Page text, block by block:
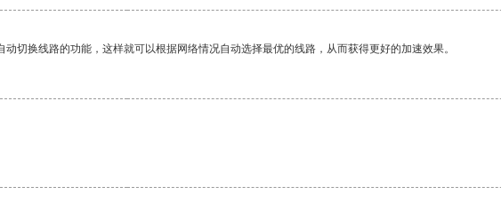
切换线路的功能，这样就可以根据网络情况自动选择最优的线路，从而获得更好的加速效果。